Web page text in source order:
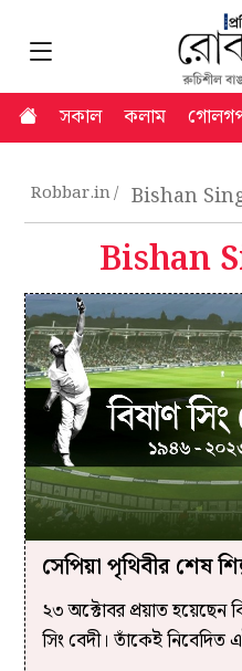
সকাল কলাম
Robbar.in Bishan
Bishan
সেপিয়া পৃথিবীর শেষ
২৩ অক্টোবর প্রয়াত হয়েছেন
সিং বেদী। তাঁকেই নিবেদিত